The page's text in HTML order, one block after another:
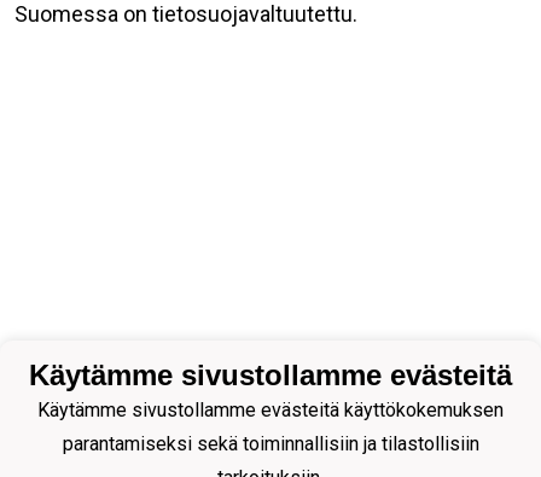
Suomessa on tietosuojavaltuutettu.
Käytämme sivustollamme evästeitä
Käytämme sivustollamme evästeitä käyttökokemuksen
parantamiseksi sekä toiminnallisiin ja tilastollisiin